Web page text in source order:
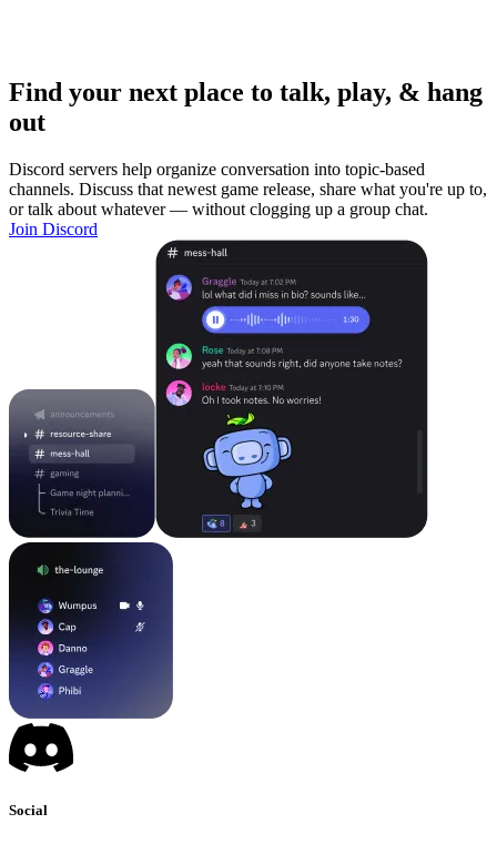
Find your next place to talk, play, & hang
out
Discord servers help organize conversation into topic-based
channels. Discuss that newest game release, share what you're up to,
or talk about whatever — without clogging up a group chat.
Join Discord
Social